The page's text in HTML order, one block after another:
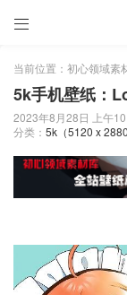

当前位置： 初心领域素
5k手机壁纸：
2023年8月28日 上午
分类： 5k（5120 x 2880